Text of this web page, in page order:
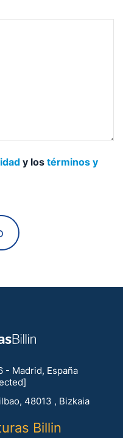
y los términos y
- Madrid, España
48013 , Bizkaia
Billin